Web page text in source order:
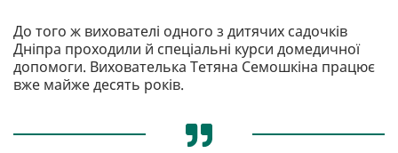
До того ж вихователі одного з дитячих садочків
Дніпра проходили й спеціальні курси домедичної
допомоги. Вихователька Тетяна Семошкіна працює
вже майже десять років.